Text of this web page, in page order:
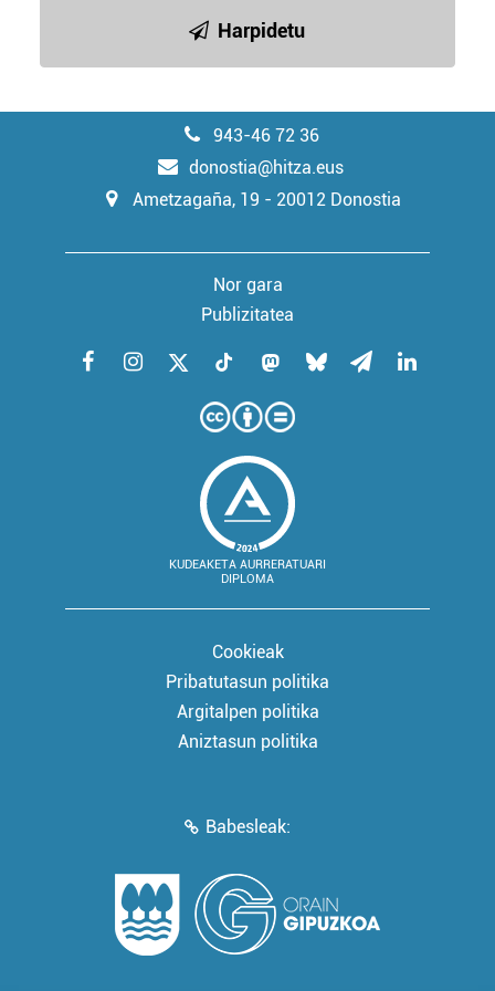
Harpidetu
943-46 72 36
donostia@hitza.eus
Ametzagaña, 19 - 20012 Donostia
Nor gara
Publizitatea
KUDEAKETA AURRERATUARI
DIPLOMA
Cookieak
Pribatutasun politika
Argitalpen politika
Aniztasun politika
Babesleak: